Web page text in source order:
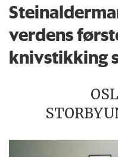
verdens
knivstikking